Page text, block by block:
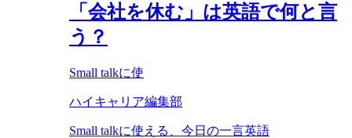
「会社を休む」は英語で何と言
う？
Small talkに使
ハイキャリア編集部
Small talkに使える、今日の一言英語